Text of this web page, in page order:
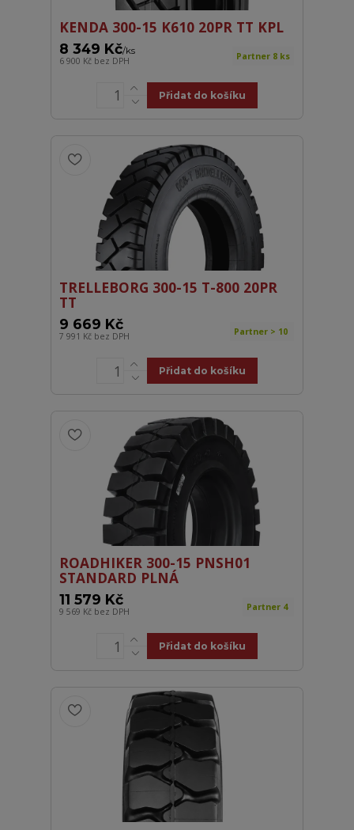
KENDA 300-15 K610 20PR TT KPL
8 349 Kč/ks
6 900 Kč bez DPH Partner 8 ks
Přidat do košíku
TRELLEBORG 300-15 T-800 20PR
TT
9 669 Kč
7 991 Kč bez DPH Partner > 10
Přidat do košíku
ROADHIKER 300-15 PNSH01
STANDARD PLNÁ
11 579 Kč
9 569 Kč bez DPH Partner 4
Přidat do košíku